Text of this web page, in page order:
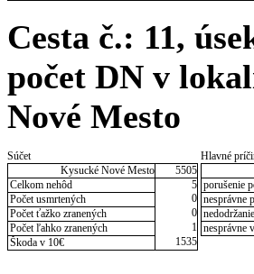
Cesta č.: 11,
počet DN v
Nové Mesto
Súčet
Kysucké Nové Mesto
5505
Celkom nehôd
5
Počet usmrtených
0
Počet ťažko zranených
0
Počet ľahko zranených
1
Škoda v 10€
1535
Hlavné
porušenie
nesprávne
nesprávne